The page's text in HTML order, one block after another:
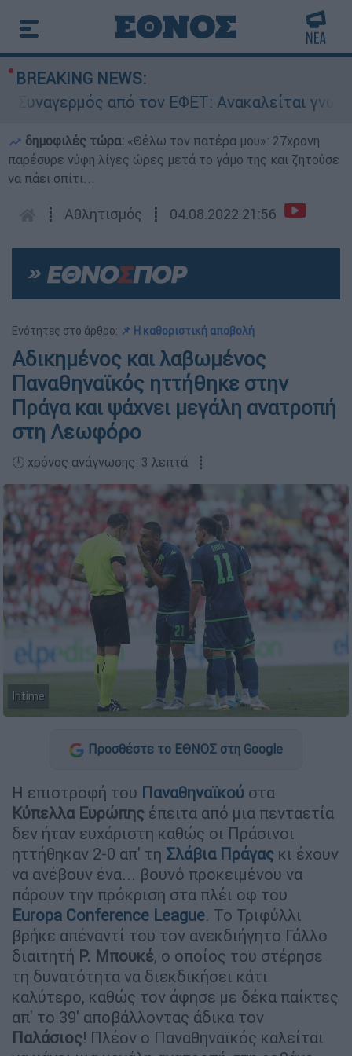
BREAKING NEWS:
από τον ΕΦΕΤ: Ανακαλείται γνωστή
δημοφιλές τώρα: «Θέλω τον πατέρα μου»: 27χρονη
παρέσυρε νύφη λίγες ώρες μετά το γάμο της και ζητούσε
να πάει σπίτι...
┋ Αθλητισμός ┋ 04.08.2022 21:56
Ενότητες στο άρθρο: 📌 Η καθοριστική αποβολή
Αδικημένος και λαβωμένος
Παναθηναϊκός ηττήθηκε στην
Πράγα και ψάχνει μεγάλη ανατροπή
στη Λεωφόρο
🕛 χρόνος ανάγνωσης: 3 λεπτά ┋
Intime
Προσθέστε το ΕΘΝΟΣ στη Google
Η επιστροφή του Παναθηναϊκού στα
Κύπελλα Ευρώπης έπειτα από μια πενταετία
δεν ήταν ευχάριστη καθώς οι Πράσινοι
ηττήθηκαν 2-0 απ' τη Σλάβια Πράγας κι έχουν
να ανέβουν ένα... βουνό προκειμένου να
πάρουν την πρόκριση στα πλέι οφ του
Europa Conference League. Το Τριφύλλι
βρήκε απέναντί του τον ανεκδιήγητο Γάλλο
διαιτητή Ρ. Μπουκέ, ο οποίος του στέρησε
τη δυνατότητα να διεκδικήσει κάτι
καλύτερο, καθώς τον άφησε με δέκα παίκτες
απ' το 39' αποβάλλοντας άδικα τον
Παλάσιος! Πλέον ο Παναθηναϊκός καλείται